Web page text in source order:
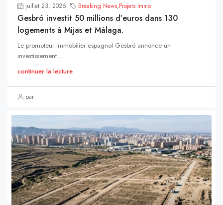
juillet 23, 2026 Breaking News,Projets Immo
Gesbró investit 50 millions d’euros dans 130
logements à Mijas et Málaga.
Le promoteur immobilier espagnol Gesbró annonce un
investissement...
continuer la lecture
par